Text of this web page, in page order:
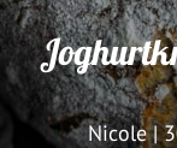
Nicole|